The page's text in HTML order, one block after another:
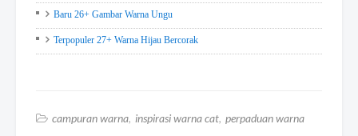
Baru 26+ Gambar Warna Ungu
Terpopuler 27+ Warna Hijau Bercorak
campuran warna inspirasi warna cat perpaduan warna